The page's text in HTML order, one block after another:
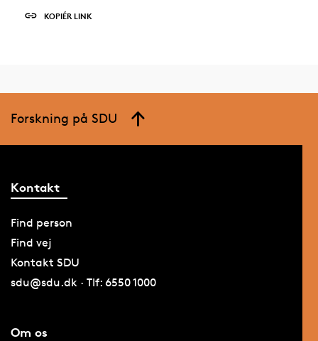
KOPIÉR LINK
Forskning på SDU
Kontakt
Find person
Find vej
Kontakt SDU
sdu@sdu.dk · Tlf: 6550 1000
Om os